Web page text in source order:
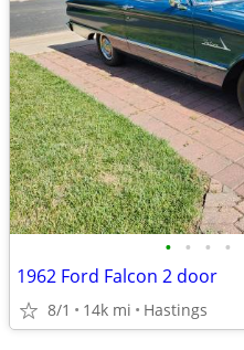
• • • •
1962 Ford Falcon 2 door
8/1 14k mi Hastings